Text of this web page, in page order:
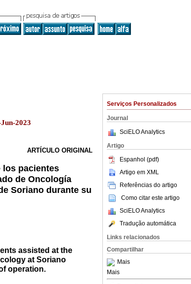
Serviços Personalizados
Journal
SciELO Analytics
Artigo
Espanhol (pdf)
Artigo em XML
Referências do artigo
Como citar este artigo
SciELO Analytics
Tradução automática
Links relacionados
Compartilhar
Mais
Mais
2023
ARTÍCULO ORIGINAL
pacientes
de Oncología
Soriano durante su
assisted at the
at Soriano
operation.